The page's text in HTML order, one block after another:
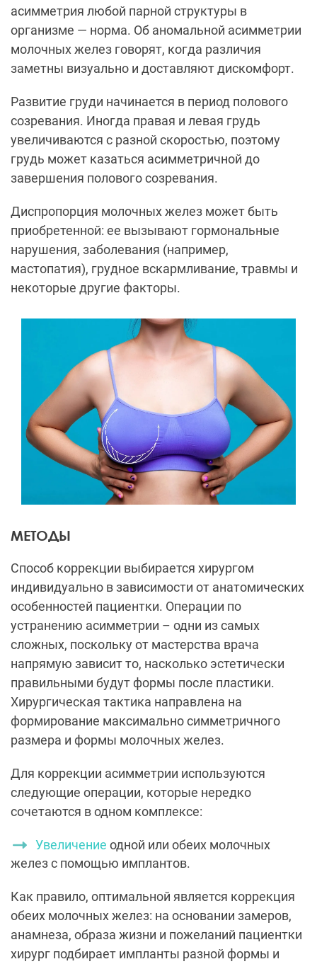
асимметрия любой парной структуры в
организме — норма. Об аномальной асимметрии
молочных желез говорят, когда различия
заметны визуально и доставляют дискомфорт.
Развитие груди начинается в период полового
созревания. Иногда правая и левая грудь
увеличиваются с разной скоростью, поэтому
грудь может казаться асимметричной до
завершения полового созревания.
Диспропорция молочных желез может быть
приобретенной: ее вызывают гормональные
нарушения, заболевания (например,
мастопатия), грудное вскармливание, травмы и
некоторые другие факторы.
МЕТОДЫ
Способ коррекции выбирается хирургом
индивидуально в зависимости от анатомических
особенностей пациентки. Операции по
устранению асимметрии – одни из самых
сложных, поскольку от мастерства врача
напрямую зависит то, насколько эстетически
правильными будут формы после пластики.
Хирургическая тактика направлена на
формирование максимально симметричного
размера и формы молочных желез.
Для коррекции асимметрии используются
следующие операции, которые нередко
сочетаются в одном комплексе:
Увеличение одной или обеих молочных
желез с помощью имплантов.
Как правило, оптимальной является коррекция
обеих молочных желез: на основании замеров,
анамнеза, образа жизни и пожеланий пациентки
хирург подбирает импланты разной формы и